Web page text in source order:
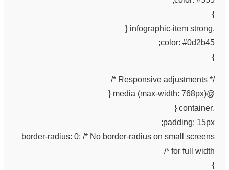
}
.infographic-item strong {
color: #0d2b45;
}
/* Responsive adjustments */
@media (max-width: 768px) {
.container {
padding: 15px;
border-radius: 0; /* No border-radius on small screens
for full width */
}